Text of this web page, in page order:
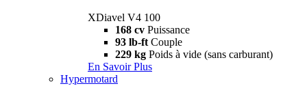
XDiavel V4 100
168 cv Puissance
93 lb-ft Couple
229 kg Poids à vide (sans carburant)
En Savoir Plus
Hypermotard